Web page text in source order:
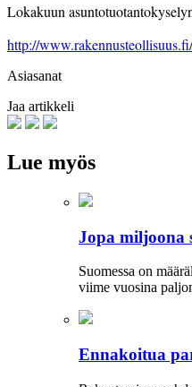
Lokakuun
http://
Asiasanat
Jaa artikkeli
Lue myös
Jopa miljoona
Suomessa on
viime vuosina
Ennakoitua